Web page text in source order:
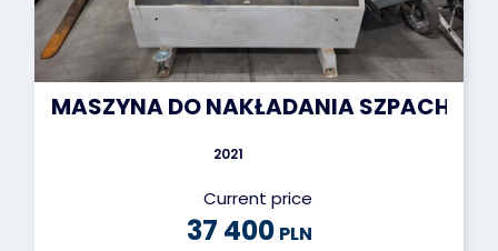
MASZYNA DO NAKŁADANIA SZPACHLI
2021
Current price
37 400 PLN